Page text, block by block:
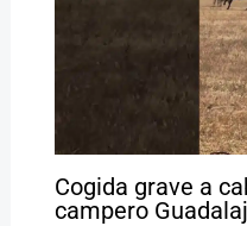
Cogida grave a
campero